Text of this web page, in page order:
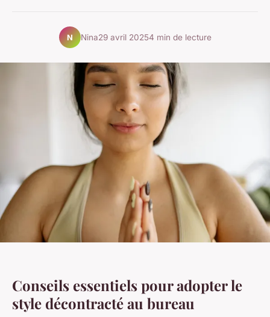
N Nina29 avril 20254 min de lecture
Conseils essentiels pour adopter le
style décontracté au bureau